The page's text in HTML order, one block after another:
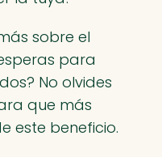
sobre el
para
No olvides
que más
este beneficio.